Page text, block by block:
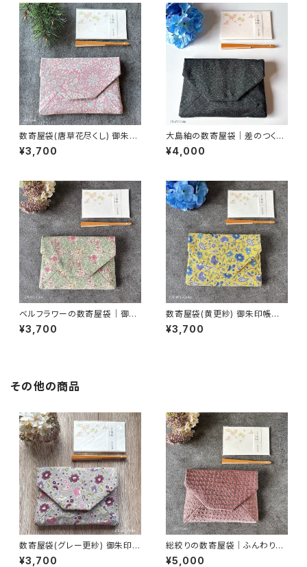
数寄屋袋(唐草花尽くし) 御朱印
帳入れ 和柄ポーチ Sukiyaba
g
¥3,700
大島紬の数寄屋袋｜差のつく一
点もの｜黒緑菊格子｜御朱印
帳入れにも
¥4,000
ベルフラワーの数寄屋袋｜御朱
印帳入れ・茶道
¥3,700
数寄屋袋(黄更紗) 御朱印帳入
¥3,700
その他の商品
数寄屋袋(グレー更紗) 御朱印帳
¥3,700
総絞りの数寄屋袋｜ふんわりピ
ンクグレー｜御朱印帳入れ・茶
¥5,000